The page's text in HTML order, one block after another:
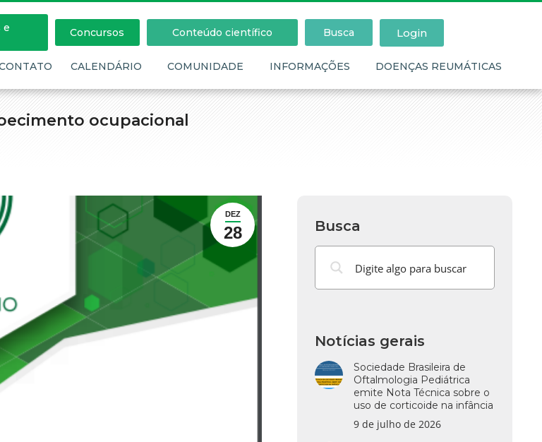
ocupacional
e Concursos Conteúdo científico Busca Login
CALENDÁRIO COMUNIDADE INFORMAÇÕES DOENÇAS REUMÁTICAS
DEZ
28 Busca
Notícias gerais
Sociedade Brasileira de
Oftalmologia Pediátrica
emite Nota Técnica sobre o
uso de corticoide na infância
9 de julho de 2026